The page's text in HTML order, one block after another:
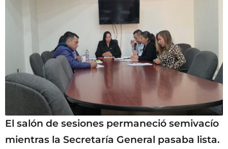
El salón de sesiones permaneció semivacío
mientras la Secretaría General pasaba lista.